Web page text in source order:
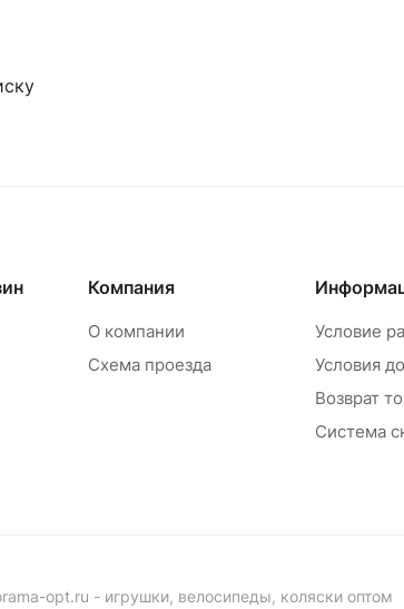
Компания
О компании
Схема проезда
Условие
Условия
Возврат
Система
opt.ru - игрушки, велосипеды, коляски оптом